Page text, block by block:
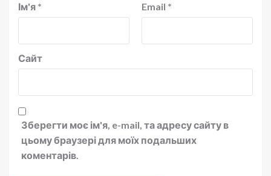
Ім'я * Email *
Сайт
Зберегти моє ім'я, e-mail, та адресу сайту в
цьому браузері для моїх подальших
коментарів.